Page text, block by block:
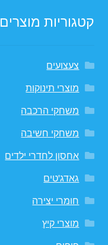
קטגוריות מוצרים
צעצועים
מוצרי תינוקות
משחקי הרכבה
משחקי חשיבה
אחסון לחדרי ילדים
גאדג'טים
חומרי יצירה
מוצרי קיץ